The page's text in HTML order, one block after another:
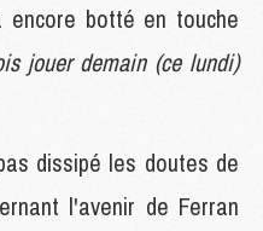
encore botté en touche
jouer demain (ce lundi)
dissipé les doutes de
l'avenir de Ferran